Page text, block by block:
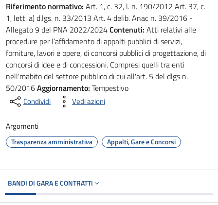
Riferimento normativo: Art. 1, c. 32, l. n. 190/2012 Art. 37, c.
1, lett. a) d.lgs. n. 33/2013 Art. 4 delib. Anac n. 39/2016 -
Allegato 9 del PNA 2022/2024Contenuti: Atti relativi alle
procedure per l’affidamento di appalti pubblici di servizi,
forniture, lavori e opere, di concorsi pubblici di progettazione, di
concorsi di idee e di concessioni. Compresi quelli tra enti
nell'mabito del settore pubblico di cui all'art. 5 del dlgs n.
50/2016Aggiornamento: Tempestivo
Condividi Vedi azioni
Argomenti
Trasparenza amministrativa Appalti, Gare e Concorsi
BANDI DI GARA E CONTRATTI